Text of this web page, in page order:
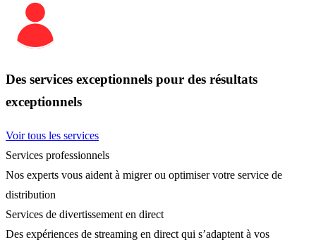
Des services exceptionnels pour des résultats
exceptionnels
Voir tous les services
Services professionnels
Nos experts vous aident à migrer ou optimiser votre service de
distribution
Services de divertissement en direct
Des expériences de streaming en direct qui s’adaptent à vos